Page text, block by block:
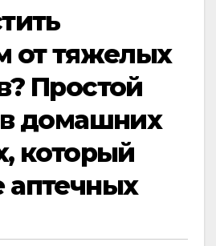
от тяжелых
Простой
домашних
который